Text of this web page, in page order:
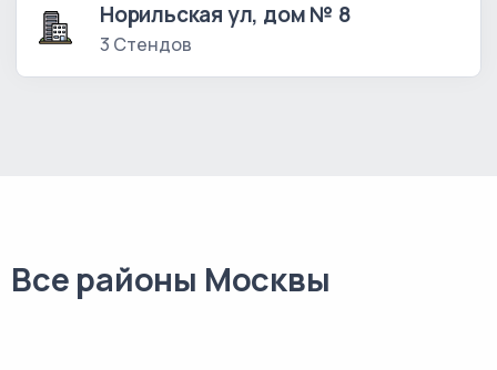
Норильская ул, дом № 8
3 Стендов
Все районы Москвы